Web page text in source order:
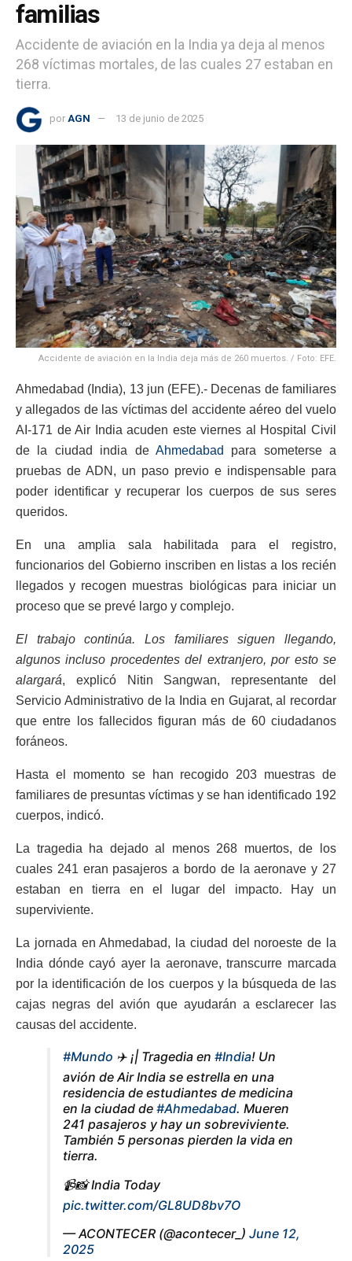
familias
Accidente de aviación en la India ya deja al menos
268 víctimas mortales, de las cuales 27 estaban en
tierra.
por AGN 13 de junio de 2025
Accidente de aviación en la India deja más de 260 muertos. / Foto: EFE.
Ahmedabad (India), 13 jun (EFE).- Decenas de familiares
y allegados de las víctimas del accidente aéreo del vuelo
AI-171 de Air India acuden este viernes al Hospital Civil
de la ciudad india de Ahmedabad
para someterse a
pruebas de ADN, un paso previo e indispensable para
poder identificar y recuperar los cuerpos de sus seres
queridos.
En una amplia sala habilitada para el registro,
funcionarios del Gobierno inscriben en listas a los recién
llegados y recogen muestras biológicas para iniciar un
proceso que se prevé largo y complejo.
El trabajo continúa. Los familiares siguen llegando,
algunos incluso procedentes del extranjero, por esto se
alargará, explicó Nitin Sangwan, representante del
Servicio Administrativo de la India en Gujarat, al recordar
que entre los fallecidos figuran más de 60 ciudadanos
foráneos.
Hasta el momento se han recogido 203 muestras de
familiares de presuntas víctimas y se han identificado 192
cuerpos, indicó.
La tragedia ha dejado al menos 268 muertos, de los
cuales 241 eran pasajeros a bordo de la aeronave y 27
estaban en tierra en el lugar del impacto. Hay un
superviviente.
La jornada en Ahmedabad, la ciudad del noroeste de la
India dónde cayó ayer la aeronave, transcurre marcada
por la identificación de los cuerpos y la búsqueda de las
cajas negras del avión que ayudarán a esclarecer las
causas del accidente.
#Mundo ✈️ ¡| Tragedia en #India! Un
avión de Air India se estrella en una
residencia de estudiantes de medicina
en la ciudad de #Ahmedabad. Mueren
241 pasajeros y hay un sobreviviente.
También 5 personas pierden la vida en
tierra.
📹📸 India Today
pic.twitter.com/GL8UD8bv7O
— ACONTECER (@acontecer_) June 12,
2025